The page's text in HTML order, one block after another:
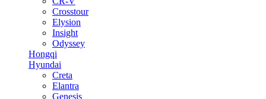
Crosstour
Elysion
Insight
Odyssey
Hongqi
Hyundai
Creta
Elantra
Genesis